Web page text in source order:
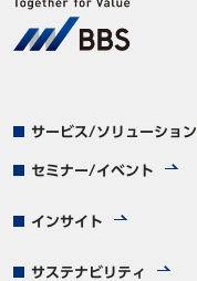
サービス/ソリューション
セミナー/イベント
インサイト
サステナビリティ